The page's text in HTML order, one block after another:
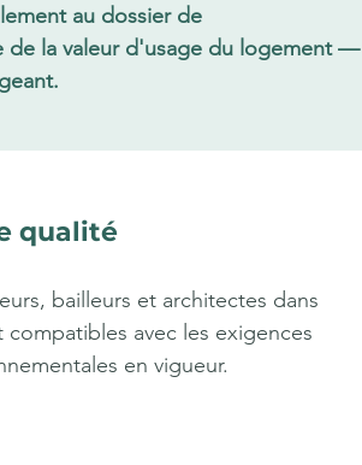
au dossier de
de la valeur d'usage du logement —
qualité
bailleurs et architectes dans
avec les exigences
en vigueur.